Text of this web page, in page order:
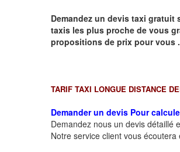
Demandez un devis taxi gratuit
taxis les plus proche de vous
propositions de prix pour vous .
TARIF TAXI LONGUE DISTANCE
Demander un devis Pour
Demandez nous un devis détaillé
Notre service client vous